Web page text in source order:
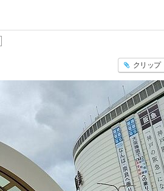
クリップ